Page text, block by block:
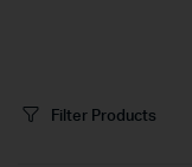
Filter Products